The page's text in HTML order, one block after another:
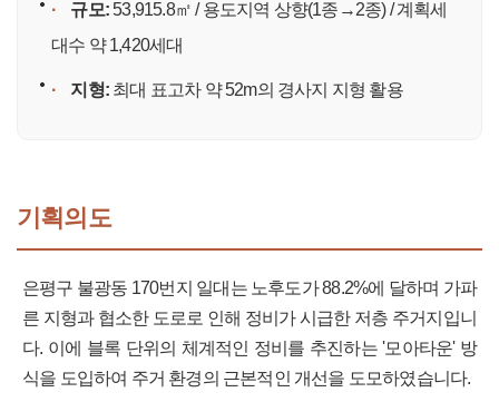
· 규모:53,915.8㎡ / 용도지역 상향(1종→2종) / 계획세
대수 약 1,420세대
· 지형: 최대 표고차 약 52m의 경사지 지형 활용
기획의도
은평구 불광동 170번지 일대는 노후도가 88.2%에 달하며 가파
른 지형과 협소한 도로로 인해 정비가 시급한 저층 주거지입니
다. 이에 블록 단위의 체계적인 정비를 추진하는 '모아타운' 방
식을 도입하여 주거 환경의 근본적인 개선을 도모하였습니다.